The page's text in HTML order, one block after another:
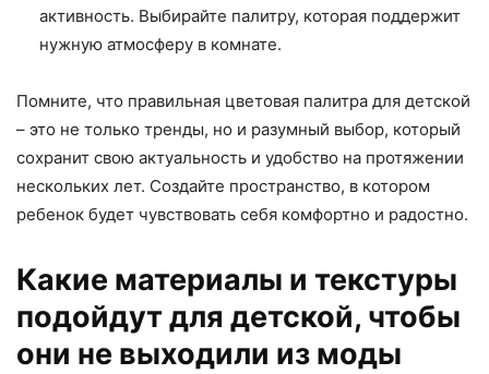
активность. Выбирайте палитру, которая поддержит
нужную атмосферу в комнате.
Помните, что правильная цветовая палитра для детской
– это не только тренды, но и разумный выбор, который
сохранит свою актуальность и удобство на протяжении
нескольких лет. Создайте пространство, в котором
ребенок будет чувствовать себя комфортно и радостно.
Какие материалы и текстуры
подойдут для детской, чтобы
они не выходили из моды